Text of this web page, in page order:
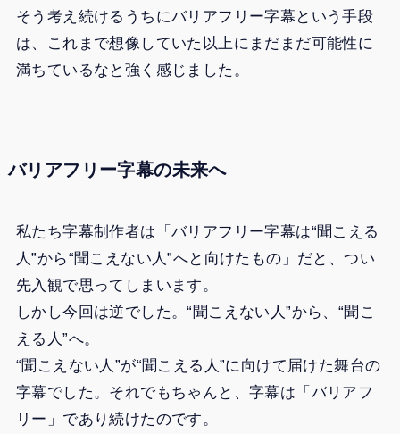
そう考え続けるうちにバリアフリー字幕という手段
は、これまで想像していた以上にまだまだ可能性に
満ちているなと強く感じました。
バリアフリー字幕の未来へ
私たち字幕制作者は「バリアフリー字幕は“聞こえる
人”から“聞こえない人”へと向けたもの」だと、つい
先入観で思ってしまいます。
しかし今回は逆でした。“聞こえない人”から、“聞こ
える人”へ。
“聞こえない人”が“聞こえる人”に向けて届けた舞台の
字幕でした。それでもちゃんと、字幕は「バリアフ
リー」であり続けたのです。